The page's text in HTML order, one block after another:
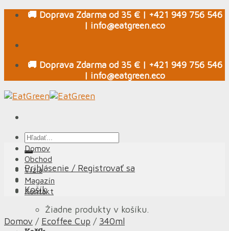
Skip
🚚 Doprava Zdarma od 35 € | +421 949 756 546
| info@eatgreen.eco
🚚 Doprava Zdarma od 35 € | +421 949 756 546
| info@eatgreen.eco
Hľadať:
Prihlásenie / Registrovať sa
Košík
Žiadne produkty v košíku.
Domov
Obchod
Vízia
Magazín
Kontakt
Domov / Ecoffee Cup / 340ml